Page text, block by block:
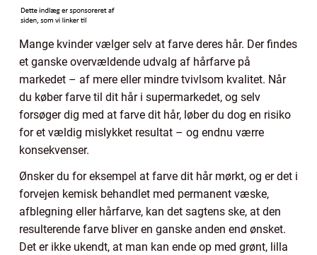
Mange kvinder vælger selv at farve deres hår. Der findes
et ganske overvældende udvalg af hårfarve på
markedet – af mere eller mindre tvivlsom kvalitet. Når
du køber farve til dit hår i supermarkedet, og selv
forsøger dig med at farve dit hår, løber du dog en risiko
for et vældig mislykket resultat – og endnu værre
konsekvenser.
Ønsker du for eksempel at farve dit hår mørkt, og er det i
forvejen kemisk behandlet med permanent væske,
afblegning eller hårfarve, kan det sagtens ske, at den
resulterende farve bliver en ganske anden end ønsket.
Det er ikke ukendt, at man kan ende op med grønt, lilla